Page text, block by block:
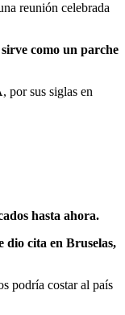
reunión celebrada
como un parche
por sus siglas en
hasta ahora.
dio cita en Bruselas,
podría costar al país